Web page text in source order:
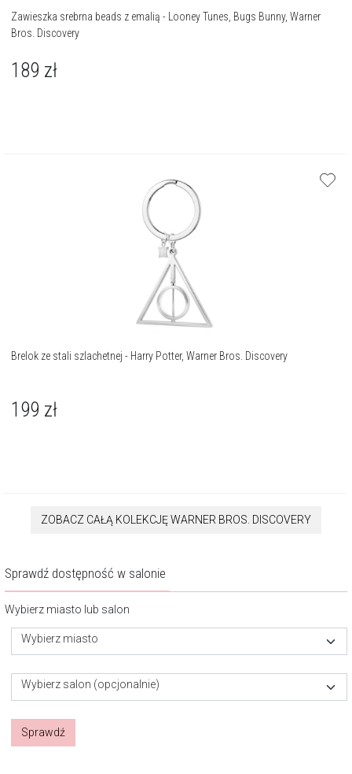
Zawieszka srebrna beads z emalią - Looney Tunes, Bugs Bunny, Warner
Bros. Discovery
189 zł
Brelok ze stali szlachetnej - Harry Potter, Warner Bros. Discovery
199 zł
ZOBACZ CAŁĄ KOLEKCJĘ WARNER BROS. DISCOVERY
Sprawdź dostępność w salonie
Wybierz miasto lub salon
Wybierz miasto
Wybierz salon (opcjonalnie)
Sprawdź